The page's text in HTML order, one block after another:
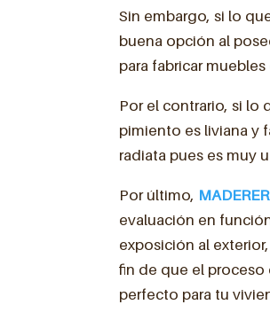
Sin embargo, si lo
buena opción al
para fabricar
Por el contrario, si lo
pimiento es liviana y
radiata pues es muy
Por último,
evaluación en
exposición al
fin de que el proceso
perfecto para tu